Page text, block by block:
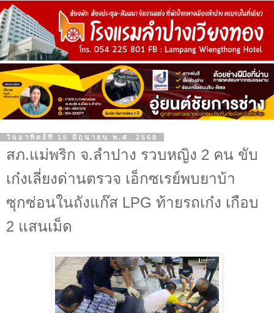
วันอาทิตย์ที่ 15 มิถุนายน พ.ศ. 2568
สภ.แม่พริก จ.ลำปาง รวบหญิง 2 คน ขับ
เก๋งเลี่ยงด่านตรวจ เอ็กซเรย์พบยาบ้า
ซุกซ่อนในถังแก๊ส LPG ท้ายรถเก๋ง เกือบ
2 แสนเม็ด